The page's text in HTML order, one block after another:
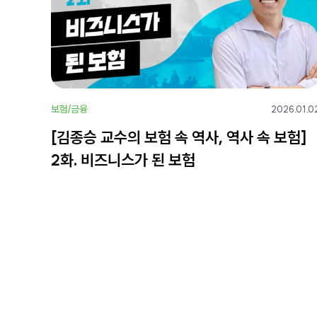
보험/금융
[김종승 교수의 보험 속 역사, 역사 속 보험]
2화. 비즈니스가 된 보험